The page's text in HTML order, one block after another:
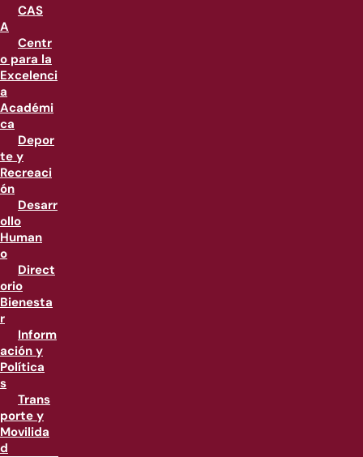
CAS
A
Centr
o para la
Excelenci
a
Académi
ca
Depor
te y
Recreaci
ón
Desarr
ollo
Human
o
Direct
orio
Bienesta
r
Inform
ación y
Política
s
Trans
porte y
Movilida
d